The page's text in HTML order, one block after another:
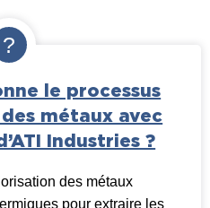
le processus
métaux avec
Industries ?
des métaux
pour extraire les